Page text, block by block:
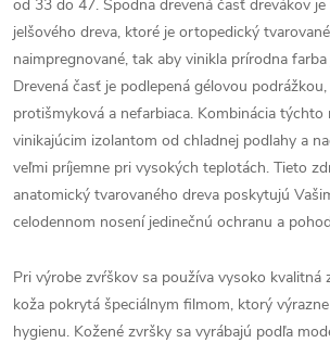
od 33 do 47. Spodna drevená časť drevákov
jelšového dreva, ktoré je ortopedický
naimpregnované, tak aby vinikla prírodna
Drevená časť je podlepená gélovou
protišmyková a nefarbiaca. Kombinácia týchto
vinikajúcim izolantom od chladnej podlahy a
veľmi príjemne pri vysokých teplotách. Tieto
anatomický tvarovaného dreva poskytujú
celodennom nosení jedinečnú ochranu a
Pri výrobe zvŕškov sa používa vysoko kvalitná
koža pokrytá špeciálnym filmom, ktorý
hygienu. Kožené zvršky sa vyrábajú podľa